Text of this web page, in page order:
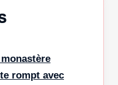
rompt avec